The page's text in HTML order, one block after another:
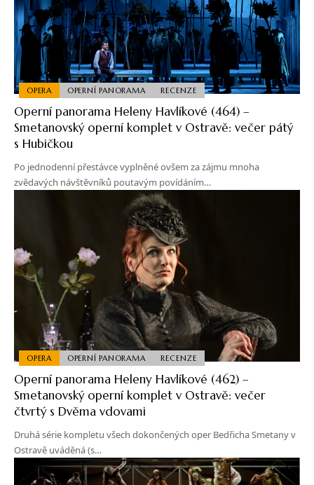
OPERA OPERNÍ PANORAMA RECENZE
Operní panorama Heleny Havlíkové (464) –
Smetanovský operní komplet v Ostravě: večer pátý
s Hubičkou
Po jednodenní přestávce vyplněné ovšem za zájmu mnoha
zvědavých návštěvníků poutavým povídáním…
OPERA OPERNÍ PANORAMA RECENZE
Operní panorama Heleny Havlíkové (462) –
Smetanovský operní komplet v Ostravě: večer
čtvrtý s Dvěma vdovami
Druhá série kompletu všech dokončených oper Bedřicha Smetany v
Ostravě uváděná (s…